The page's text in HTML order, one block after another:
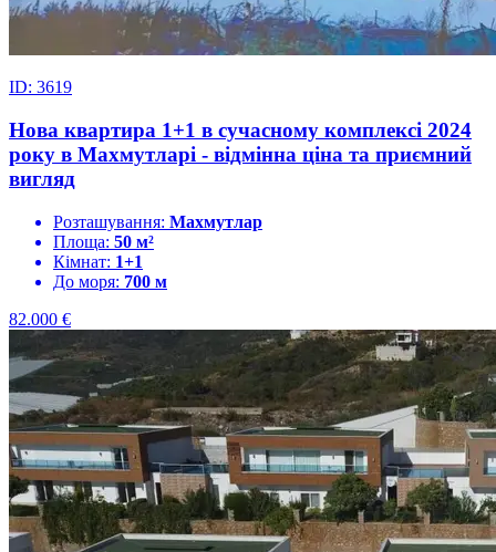
ID: 3619
Нова квартира 1+1 в сучасному комплексі 2024
року в Махмутларі - відмінна ціна та приємний
вигляд
Розташування: Махмутлар
Площа: 50 м²
Кімнат: 1+1
До моря: 700 м
82.000 €